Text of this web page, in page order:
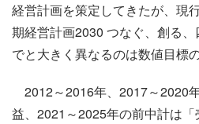
経営計画を策定してきたが、現
期経営計画2030 つなぐ、創る
でと大きく異なるのは数値目標
2012～2016年、2017～2020
益、2021～2025年の前中計は